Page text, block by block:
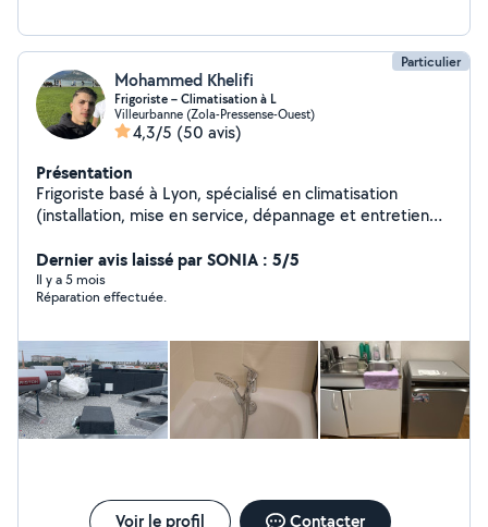
Particulier
Mohammed Khelifi
Frigoriste – Climatisation à L
Villeurbanne (Zola-Pressense-Ouest)
4,3/5 (50 avis)
Présentation
Frigoriste basé à Lyon, spécialisé en climatisation
(installation, mise en service, dépannage et entretien
rapidement en période de forte chaleur _Camion
disponible pour transport et livraison de meubles et
matériel. Montage et démontage de mobilier (cuisines,
intérieure Avec des petits travaux _ Intervention rapide
_Travail propre et soigné _Prix raisonnables Disponible
rapidement. N'hésitez pas à me contacter.
Dernier avis laissé par SONIA : 5/5
Il y a 5 mois
Réparation effectuée.
Voir le profil Contacter